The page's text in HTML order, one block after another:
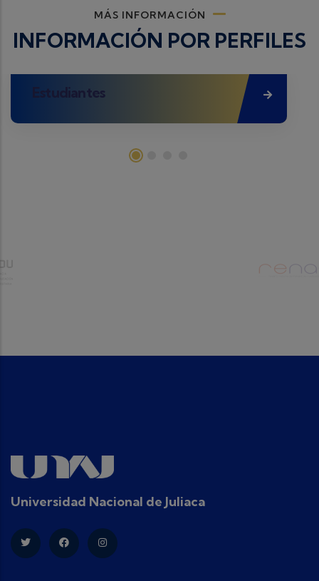
MÁS INFORMACIÓN
INFORMACIÓN POR PERFILES
Estudiantes
Universidad Nacional de Juliaca